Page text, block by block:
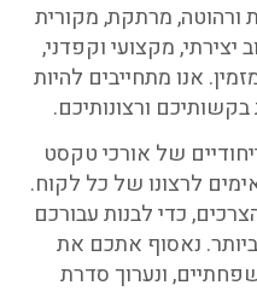
ורהוטה, מרתקת, מקורית
יצירתי, מקצועי וקפדני,
אנו מתחייבים להיות
ורצונותיכם.
של אורכי טקסט
לרצונו של כל לקוח.
כדי לבנות עבורכם
נאסוף אתכם את
ונערוך סדרת